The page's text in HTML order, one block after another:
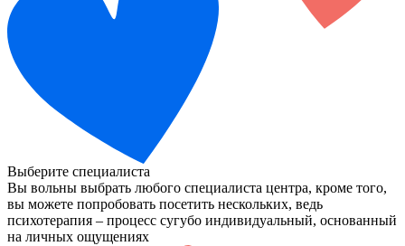
Выберите специалиста
Вы вольны выбрать любого специалиста центра, кроме того,
вы можете попробовать посетить нескольких, ведь
психотерапия – процесс сугубо индивидуальный, основанный
на личных ощущениях